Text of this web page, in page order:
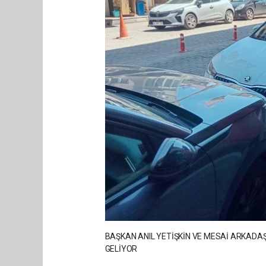
BAŞKAN ANIL YETİŞKİN VE MESAİ
GELİYOR